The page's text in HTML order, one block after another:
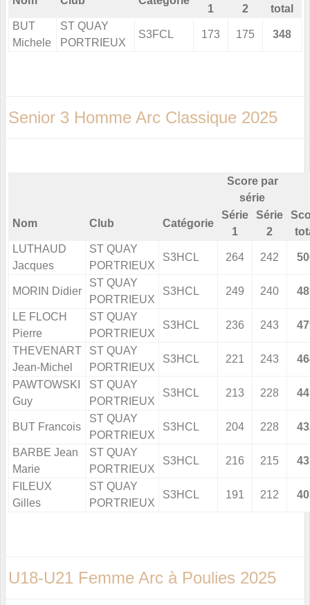
1 2
total
BUT
Michele
ST QUAY
PORTRIEUX
S3FCL 173 175 348
Senior 3 Homme Arc Classique 2025
Score par
série
Nom Club Catégorie
Série
1
Série
2
LUTHAUD
Jacques
ST QUAY
PORTRIEUX
S3HCL 264 242
MORIN Didier
ST QUAY
PORTRIEUX
S3HCL 249 240
LE FLOCH
Pierre
ST QUAY
PORTRIEUX
S3HCL 236 243
THEVENART
Jean-Michel
ST QUAY
PORTRIEUX
S3HCL 221 243
PAWTOWSKI
Guy
ST QUAY
PORTRIEUX
S3HCL 213 228
BUT Francois
ST QUAY
PORTRIEUX
S3HCL 204 228
BARBE Jean
Marie
ST QUAY
PORTRIEUX
S3HCL 216 215
FILEUX
Gilles
ST QUAY
PORTRIEUX
S3HCL 191 212
U18-U21 Femme Arc à Poulies 2025